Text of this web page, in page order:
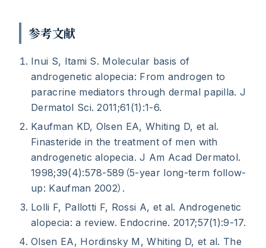
参考文献
Inui S, Itami S. Molecular basis of
androgenetic alopecia: From androgen to
paracrine mediators through dermal papilla. J
Dermatol Sci. 2011;61(1):1-6.
Kaufman KD, Olsen EA, Whiting D, et al.
Finasteride in the treatment of men with
androgenetic alopecia. J Am Acad Dermatol.
1998;39(4):578-589（5-year long-term follow-
up: Kaufman 2002）.
Lolli F, Pallotti F, Rossi A, et al. Androgenetic
alopecia: a review. Endocrine. 2017;57(1):9-17.
Olsen EA, Hordinsky M, Whiting D, et al. The